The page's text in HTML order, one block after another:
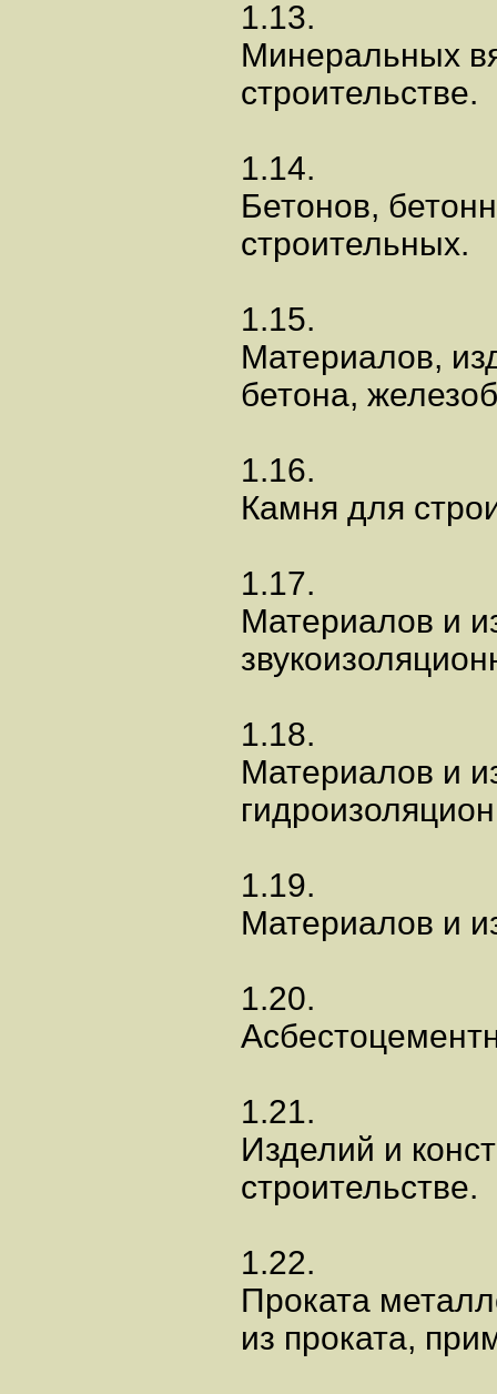
1.13.
Минеральных
строительстве.
1.14.
Бетонов,
строительных.
1.15.
Материалов,
бетона,
1.16.
Камня для
1.17.
Материалов и
1.18.
Материалов и
1.19.
Материалов и
1.20.
1.21.
Изделий и
строительстве.
1.22.
Проката
из проката,